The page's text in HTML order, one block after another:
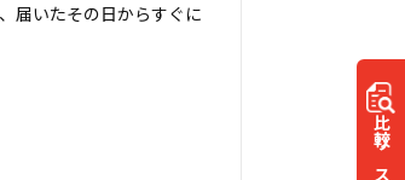
比較
届いたその日からすぐに